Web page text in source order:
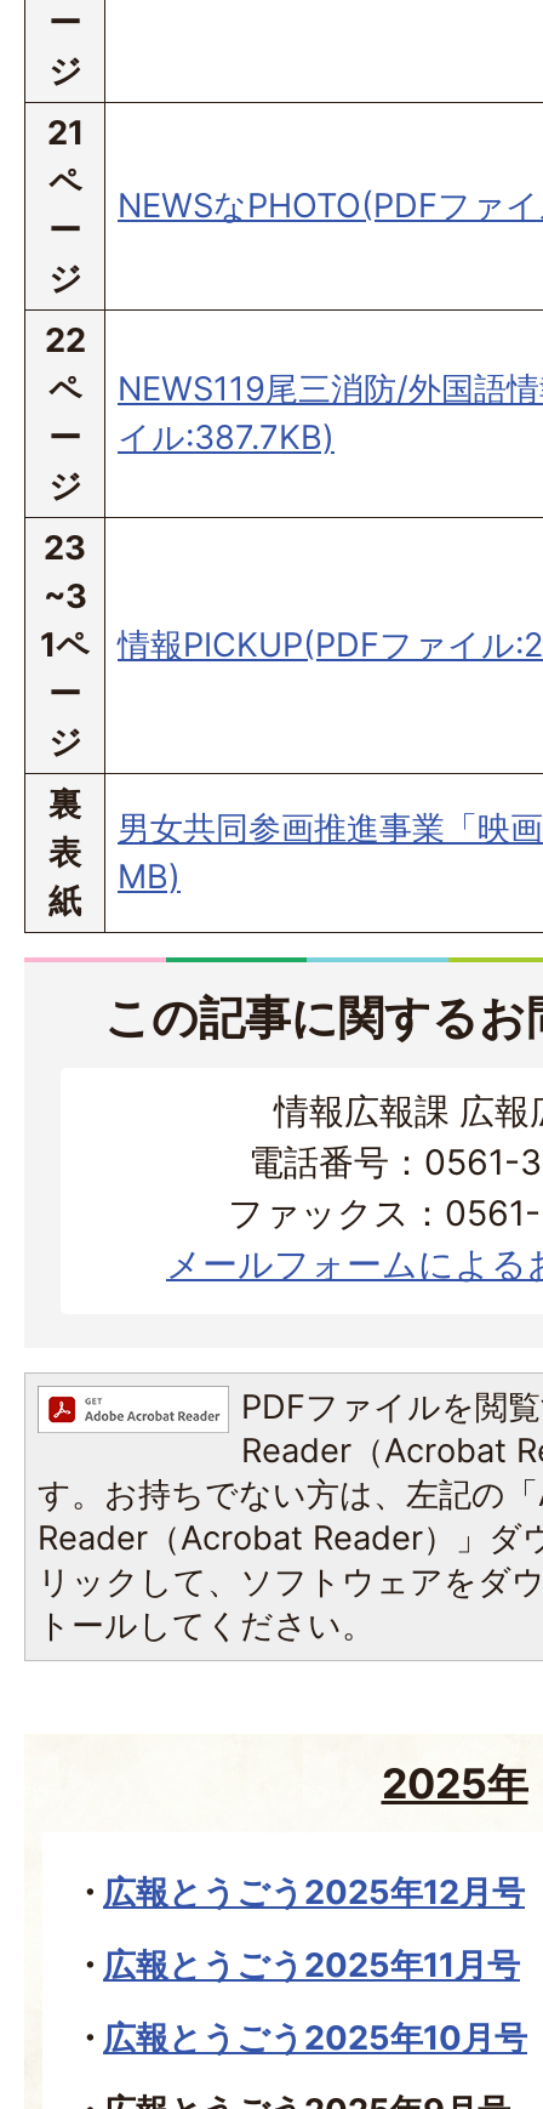
ー
ジ
21
ペ
ー
ジ
NEWSなPHOTO(PDFファ
22
ペ
ー
ジ
NEWS119尾三消防/外国語
イル:387.7KB)
23
~3
1ペ
ー
ジ
情報PICKUP(PDFファイル
裏
表
紙
男女共同参画推進事業「映
MB)
この記事に関する
情報広報課 広報
電話番号：0561-
ファックス：
メールフォームによる
PDFファイルを閲
Reader（Acrobat
す。お持ちでない方は、左記の
Reader（Acrobat Reader）」ダ
リックして、ソフトウェアをダ
トールしてください。
2025年
広報とうごう2025年12月号
広報とうごう2025年11月号
広報とうごう2025年10月号